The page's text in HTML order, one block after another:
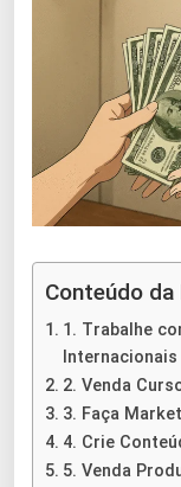
Conteúdo da
1. Trabalhe
Internacionais
2. Venda
3. Faça
4. Crie
5. Venda